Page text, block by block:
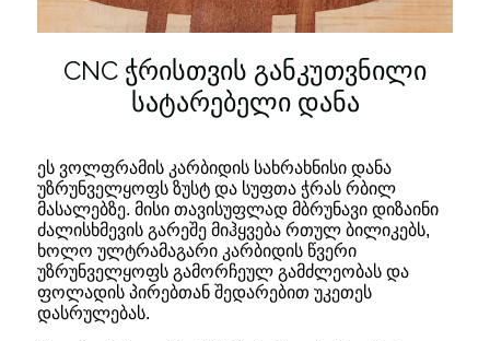
CNC ჭრისთვის განკუთვნილი
სატარებელი დანა
ეს ვოლფრამის კარბიდის სახრახნისი დანა
უზრუნველყოფს ზუსტ და სუფთა ჭრას რბილ
მასალებზე. მისი თავისუფლად მბრუნავი დიზაინი
ძალისხმევის გარეშე მიჰყვება რთულ ბილიკებს,
ხოლო ულტრამაგარი კარბიდის წვერი
უზრუნველყოფს გამორჩეულ გამძლეობას და
ფოლადის პირებთან შედარებით უკეთეს
დასრულებას.